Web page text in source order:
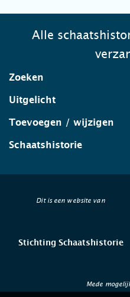
Alle
Zoeken
Uitgelicht
Toevoegen / wijzigen
Schaatshistorie
Dit is een website van
Stichting Schaatshistorie
Mede